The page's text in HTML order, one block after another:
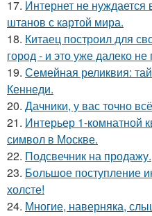
17. Интернет не нуждается
штанов с картой мира.
18. Китаец построил для
город - и это уже далеко
19. Семейная реликвия:
Кеннеди.
20. Дачники, у вас точно
21. Интерьер 1-комнатной
символ в Москве.
22. Подсвечник на продажу.
23. Большое поступление
холсте!
24. Многие, наверняка,